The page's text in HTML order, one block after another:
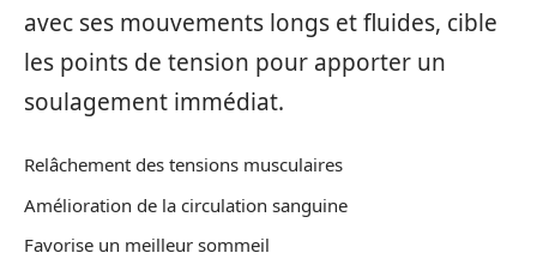
avec ses mouvements longs et fluides, cible
les points de tension pour apporter un
soulagement immédiat.
Relâchement des tensions musculaires
Amélioration de la circulation sanguine
Favorise un meilleur sommeil